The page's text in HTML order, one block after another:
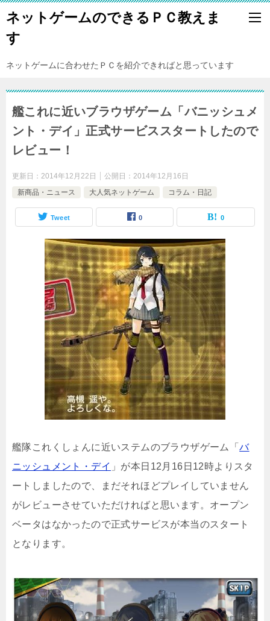
ネットゲームのできるＰＣ教えま
す
ネットゲームに合わせたＰＣを紹介できればと思っています
艦これに近いブラウザゲーム「バニッシュメ
ント・デイ」正式サービススタートしたので
レビュー！
更新日： 2014年12月22日 公開日： 2014年12月16日
新商品・ニュース
大人気ネットゲーム コラム・日記
Tweet 0 0
艦隊これくしょんに近いステムのブラウザゲーム「バ
ニッシュメント・デイ 」が本日12月16日12時よりスタ
ートしましたので、まだそれほどプレイしていません
がレビューさせていただければと思います。オープン
ベータはなかったので正式サービスが本当のスタート
となります。